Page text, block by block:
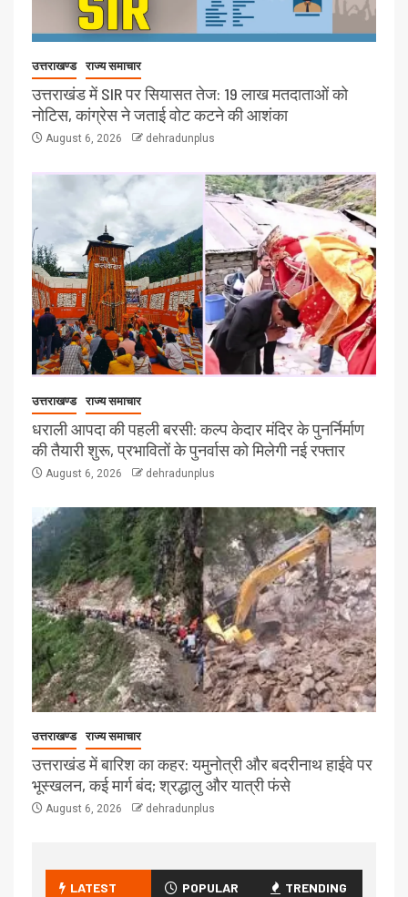
उत्तराखण्ड राज्य समाचार
उत्तराखंड में SIR पर सियासत तेज: 19 लाख मतदाताओं को
नोटिस, कांग्रेस ने जताई वोट कटने की आशंका
August 6, 2026 dehradunplus
उत्तराखण्ड राज्य समाचार
धराली आपदा की पहली बरसी: कल्प केदार मंदिर के पुनर्निर्माण
की तैयारी शुरू, प्रभावितों के पुनर्वास को मिलेगी नई रफ्तार
August 6, 2026 dehradunplus
उत्तराखण्ड राज्य समाचार
उत्तराखंड में बारिश का कहर: यमुनोत्री और बदरीनाथ हाईवे पर
भूस्खलन, कई मार्ग बंद; श्रद्धालु और यात्री फंसे
August 6, 2026 dehradunplus
LATEST POPULAR TRENDING